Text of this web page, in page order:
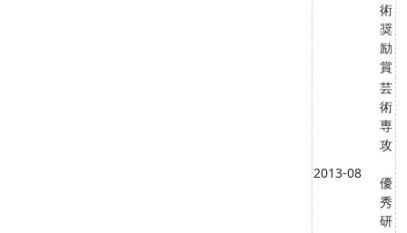
術
奨
励
賞
2013-08
芸
術
専
攻
優
秀
研